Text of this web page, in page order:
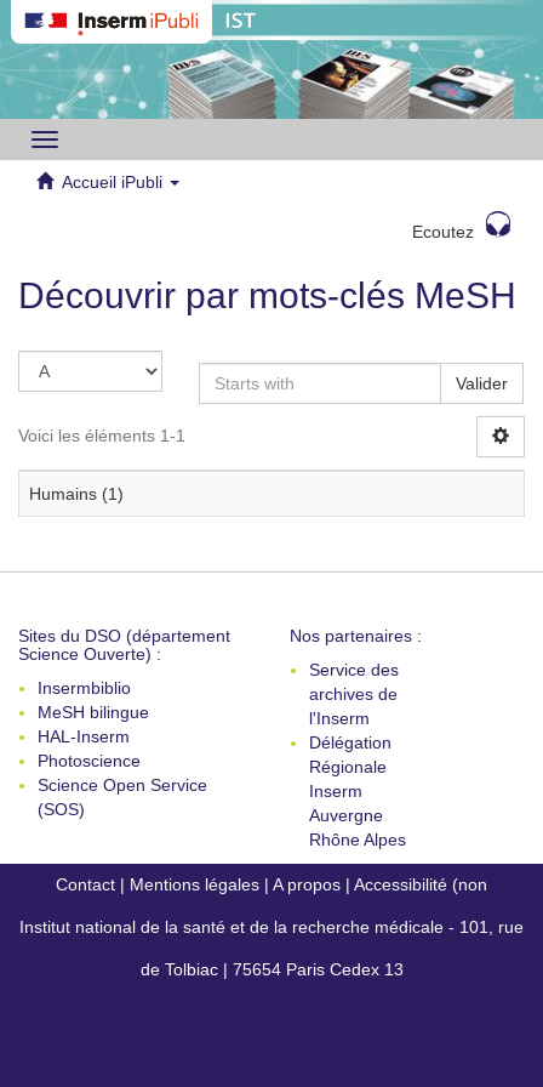
Toggle
navigation
Accueil iPubli
Ecoutez
Découvrir par mots-clés MeSH
Valider
Voici les éléments 1-1
Humains (1)
Sites du DSO (département
Science Ouverte) :
Insermbiblio
MeSH bilingue
HAL-Inserm
Photoscience
Science Open Service
(SOS)
Nos partenaires :
Service des
archives de
l'Inserm
Délégation
Régionale
Inserm
Auvergne
Rhône Alpes
Contact | Mentions légales | A propos | Accessibilité (non
conforme)
Institut national de la santé et de la recherche médicale - 101, rue
de Tolbiac | 75654 Paris Cedex 13